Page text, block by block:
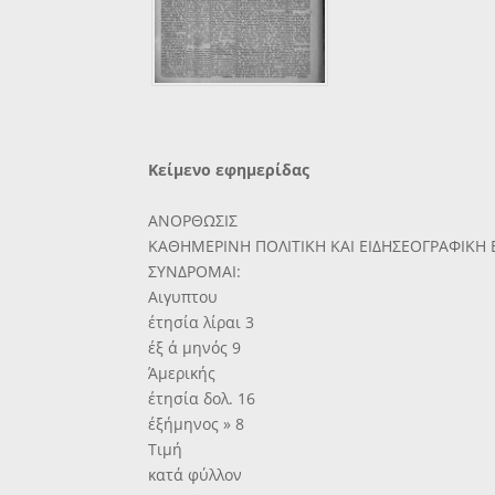
Κείμενο εφημερίδας
ΑΝΟΡΘΩΣΙΣ
ΚΑΘΗΜΕΡΙΝΗ ΠΟΛΙΤΙΚΗ ΚΑΙ ΕΙΔΗΣΕΟΓΡΑΦΙΚΗ
ΣΥΝΔΡΟΜΑΙ:
Αιγυπτου
έτησία λίραι 3
έξ ά μηνός 9
Άμερικής
έτησία δολ. 16
έξήμηνος » 8
Τιμή
κατά φύλλον